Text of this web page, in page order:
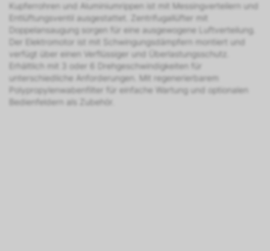
Kupferrohren und Aluminiumrippen ist mit Messingverteilern und
Entlüftungsventil ausgestattet. Zentrifugallüfter mit
Doppelansaugung sorgen für eine ausgewogene Luftverteilung.
Der Elektromotor ist mit Schwingungsdämpfern montiert und
verfügt über einen Verflüssiger und Überlastungsschutz.
Erhältlich mit 3 oder 6 Drehgeschwindigkeiten für
unterschiedliche Anforderungen. Mit regenerierbarem
Polypropylenwabenfilter für einfache Wartung und optionalen
Bedienfeldern als Zubehör.